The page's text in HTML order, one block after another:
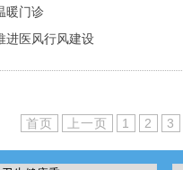
暖门诊
进医风行风建设
首页 上一页 1 2 3